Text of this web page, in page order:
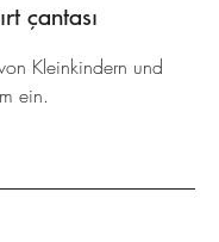
çantası
Kleinkindern und
ein.